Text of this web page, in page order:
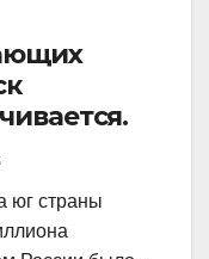
юг страны